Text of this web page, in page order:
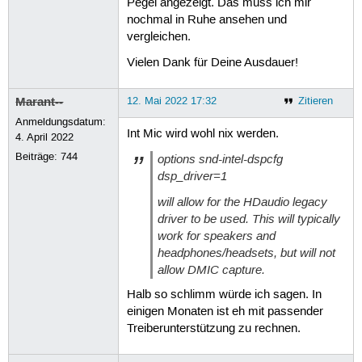
49
50
51
53
55
56
57
58
60
[    4.824591] input: HDA Intel
[    4.824760] input: HDA
[    5.854610] Bluetooth:
[   47.403229]
[   47.434707]
[   47.434832]
[   47.434906]
[   47.466254]
0x20 0x400 0x7774
Pegel angezeigt. Das muss ich mir
nochmal in Ruhe ansehen und
vergleichen.
Vielen Dank für Deine Ausdauer!
Marant--
Anmeldungsdatum:
4. April 2022
Beiträge:744
Zitieren
12. Mai 2022 17:32
Int Mic wird wohl nix werden.
options snd-intel-dspcfg
dsp_driver=1
will allow for the HDaudio legacy
driver to be used. This will typically
work for speakers and
headphones/headsets, but will not
allow DMIC capture.
Halb so schlimm würde ich sagen. In
einigen Monaten ist eh mit passender
Treiberunterstützung zu rechnen.